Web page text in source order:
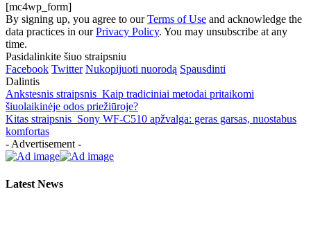
[mc4wp_form]
By signing up, you agree to ourTerms of Use and acknowledge the
data practices in ourPrivacy Policy. You may unsubscribe at any
time.
Pasidalinkite šiuo straipsniu
Facebook Twitter Nukopijuoti nuorodą Spausdinti
Dalintis
Ankstesnis straipsnis Kaip tradiciniai metodai pritaikomi
šiuolaikinėje odos priežiūroje?
Kitas straipsnis Sony WF-C510 apžvalga: geras garsas, nuostabus
komfortas
- Advertisement -
Latest News